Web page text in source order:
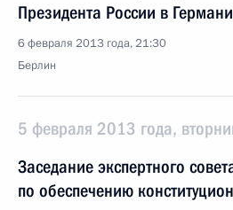
Президента России в
6 февраля 2013 года, 21:30
Берлин
5 февраля 2013 года,
Заседание экспертного
по обеспечению